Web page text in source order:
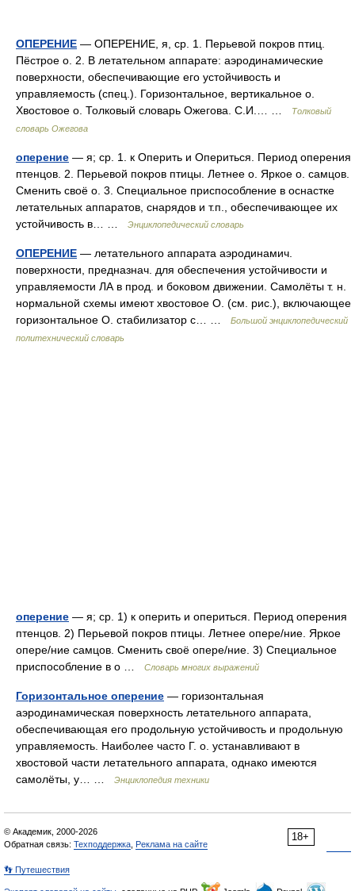
ОПЕРЕНИЕ — ОПЕРЕНИЕ, я, ср. 1. Перьевой покров птиц.
Пёстрое о. 2. В летательном аппарате: аэродинамические
поверхности, обеспечивающие его устойчивость и
управляемость (спец.). Горизонтальное, вертикальное о.
Хвостовое о. Толковый словарь Ожегова. С.И.… …
Толковый
словарь Ожегова
оперение — я; ср. 1. к Оперить и Опериться. Период оперения
птенцов. 2. Перьевой покров птицы. Летнее о. Яркое о. самцов.
Сменить своё о. 3. Специальное приспособление в оснастке
летательных аппаратов, снарядов и т.п., обеспечивающее их
устойчивость в… …
Энциклопедический словарь
ОПЕРЕНИЕ — летательного аппарата аэродинамич.
поверхности, предназнач. для обеспечения устойчивости и
управляемости ЛА в прод. и боковом движении. Самолёты т. н.
нормальной схемы имеют хвостовое О. (см. рис.), включающее
горизонтальное О. стабилизатор с… …
Большой энциклопедический
политехнический словарь
оперение — я; ср. 1) к оперить и опериться. Период оперения
птенцов. 2) Перьевой покров птицы. Летнее опере/ние. Яркое
опере/ние самцов. Сменить своё опере/ние. 3) Специальное
приспособление в о …
Словарь многих выражений
Горизонтальное оперение — горизонтальная
аэродинамическая поверхность летательного аппарата,
обеспечивающая его продольную устойчивость и продольную
управляемость. Наиболее часто Г. о. устанавливают в
хвостовой части летательного аппарата, однако имеются
самолёты, у… …
Энциклопедия техники
18+
© Академик, 2000-2026
Обратная связь: Техподдержка Реклама на сайте
👣 Путешествия